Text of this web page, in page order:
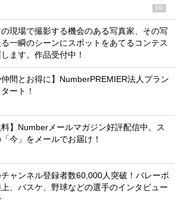
PR
現場で撮影する機会のある写真家、その写
一瞬のシーンにスポットをあてるコンテス
します。作品受付中！
仲間とお得に】NumberPREMIER法人プラン
ート！
料】Numberメールマガジン好評配信中。ス
今」をメールでお届け！
ャンネル登録者数60,000人突破！バレーボ
、バスケ、野球などの選手のインタビュー